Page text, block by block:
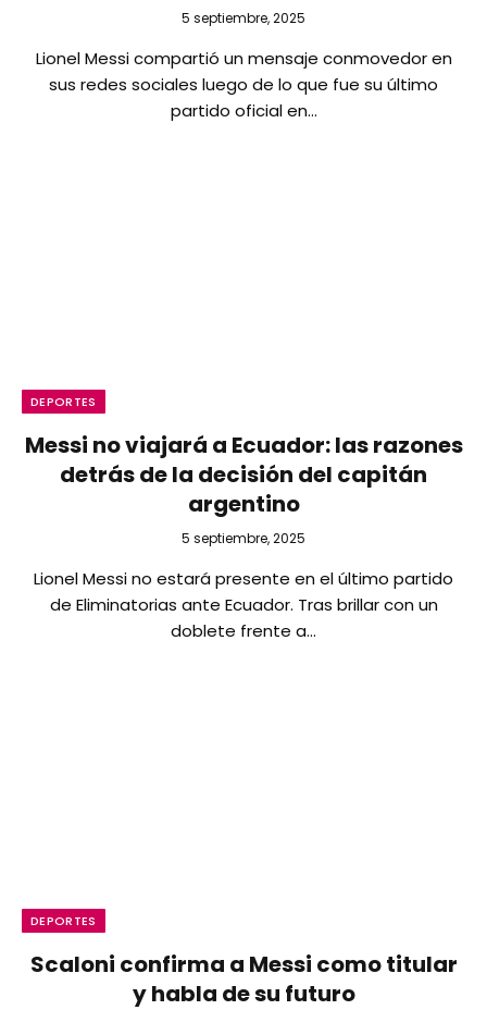
5 septiembre, 2025
Lionel Messi compartió un mensaje conmovedor en
sus redes sociales luego de lo que fue su último
partido oficial en…
DEPORTES
Messi no viajará a Ecuador: las razones
detrás de la decisión del capitán
argentino
5 septiembre, 2025
Lionel Messi no estará presente en el último partido
de Eliminatorias ante Ecuador. Tras brillar con un
doblete frente a…
DEPORTES
Scaloni confirma a Messi como titular
y habla de su futuro